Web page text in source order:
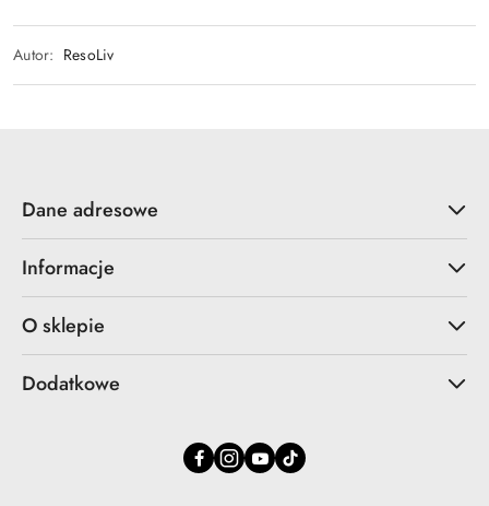
Autor: ResoLiv
Dane adresowe
Informacje
O sklepie
Dodatkowe